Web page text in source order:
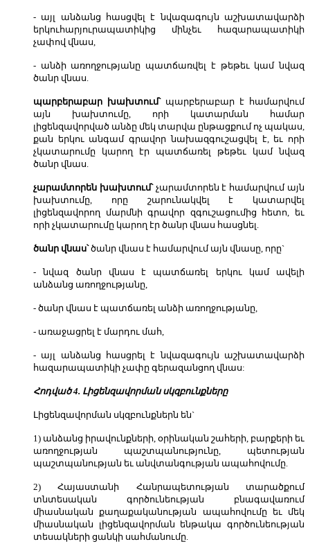
- այլ անձանց հասցվել է նվազագույն աշխատավարձի
երկուհարյուրապատիկից մինչեւ հազարապատիկի
չափով վնաս,
- անձի առողջությանը պատճառվել է թեթեւ կամ նվազ
ծանր վնաս.
պարբերաբար խախտում՝պարբերաբար է համարվում
այն խախտումը, որի կատարման համար
լիցենզավորված անձը մեկ տարվա ընթացքում ոչ պակաս,
քան երկու անգամ գրավոր նախազգուշացվել է, եւ որի
չկատարումը կարող էր պատճառել թեթեւ կամ նվազ
ծանր վնաս.
չարամտորեն խախտում՝ չարամտորեն է համարվում այն
խախտումը, որը շարունակվել է կատարվել
լիցենզավորող մարմնի գրավոր զգուշացումից հետո, եւ
որի չկատարումը կարող էր ծանր վնաս հասցնել.
ծանր վնաս՝ծանր վնաս է համարվում այն վնասը, որը`
- նվազ ծանր վնաս է պատճառել երկու կամ ավելի
անձանց առողջությանը,
- ծանր վնաս է պատճառել անձի առողջությանը,
- առաջացրել է մարդու մահ,
- այլ անձանց հասցրել է նվազագույն աշխատավարձի
հազարապատիկի չափը գերազանցող վնաս:
Հոդված 4. Լիցենզավորման սկզբունքները
Լիցենզավորման սկզբունքներն են`
1) անձանց իրավունքների, օրինական շահերի, բարքերի եւ
առողջության պաշտպանությունը, պետության
պաշտպանության եւ անվտանգության ապահովումը.
2) Հայաստանի Հանրապետության տարածքում
տնտեսական գործունեության բնագավառում
միասնական քաղաքականության ապահովումը եւ մեկ
միասնական լիցենզավորման ենթակա գործունեության
տեսակների ցանկի սահմանումը.